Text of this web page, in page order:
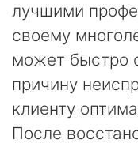
лучшими
своему
может быстро
причину
клиенту
После